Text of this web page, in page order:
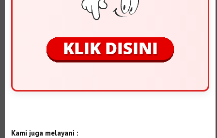
Kami juga melayani :